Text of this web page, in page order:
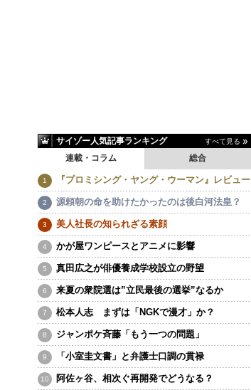
サイゾー人気記事ランキング すべて見る
連載・コラム 総合
『プロミシング・ヤング・ウーマン』レビュー
源頼朝の命を助けたかったのは後白河法皇？
美人社長の知られざる素顔
かが屋ワンピースとアニメに影響
真田広之が俳優養成学校設立の野望
来夏の衆院選は”立民最後の選挙”なるか
松本人志 まずは「NGKで漫才」か？
ジャンポケ斉藤「もう一つの問題」
「小室圭文書」と弁護士口調の貫禄
阿佐ヶ谷、相次ぐ再開発でどうなる？